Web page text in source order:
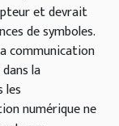
et devrait
de symboles.
communication
la
les
numérique ne